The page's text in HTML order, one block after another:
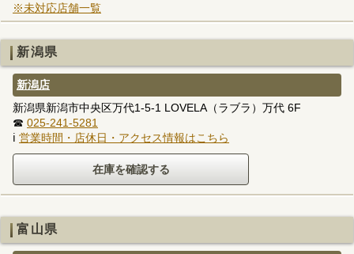
※未対応店舗一覧
新潟県
新潟店
新潟県新潟市中央区万代1-5-1 LOVELA（ラブラ）万代 6F
☎ 025-241-5281
ℹ 営業時間・店休日・アクセス情報はこちら
富山県